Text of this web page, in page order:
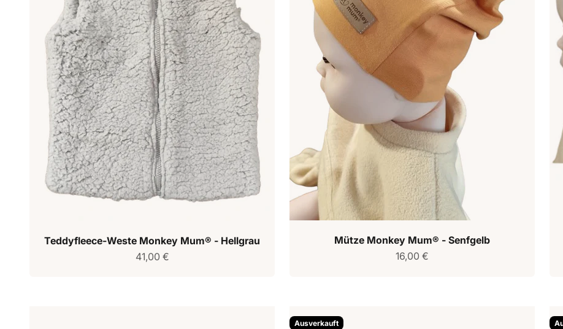
Teddyfleece-Weste Monkey Mum® - Hellgrau
Verkaufspreis
41,00 €
Mütze Monkey Mum® - Senfgelb
Verkaufspreis
16,00 €
Ausverkauft